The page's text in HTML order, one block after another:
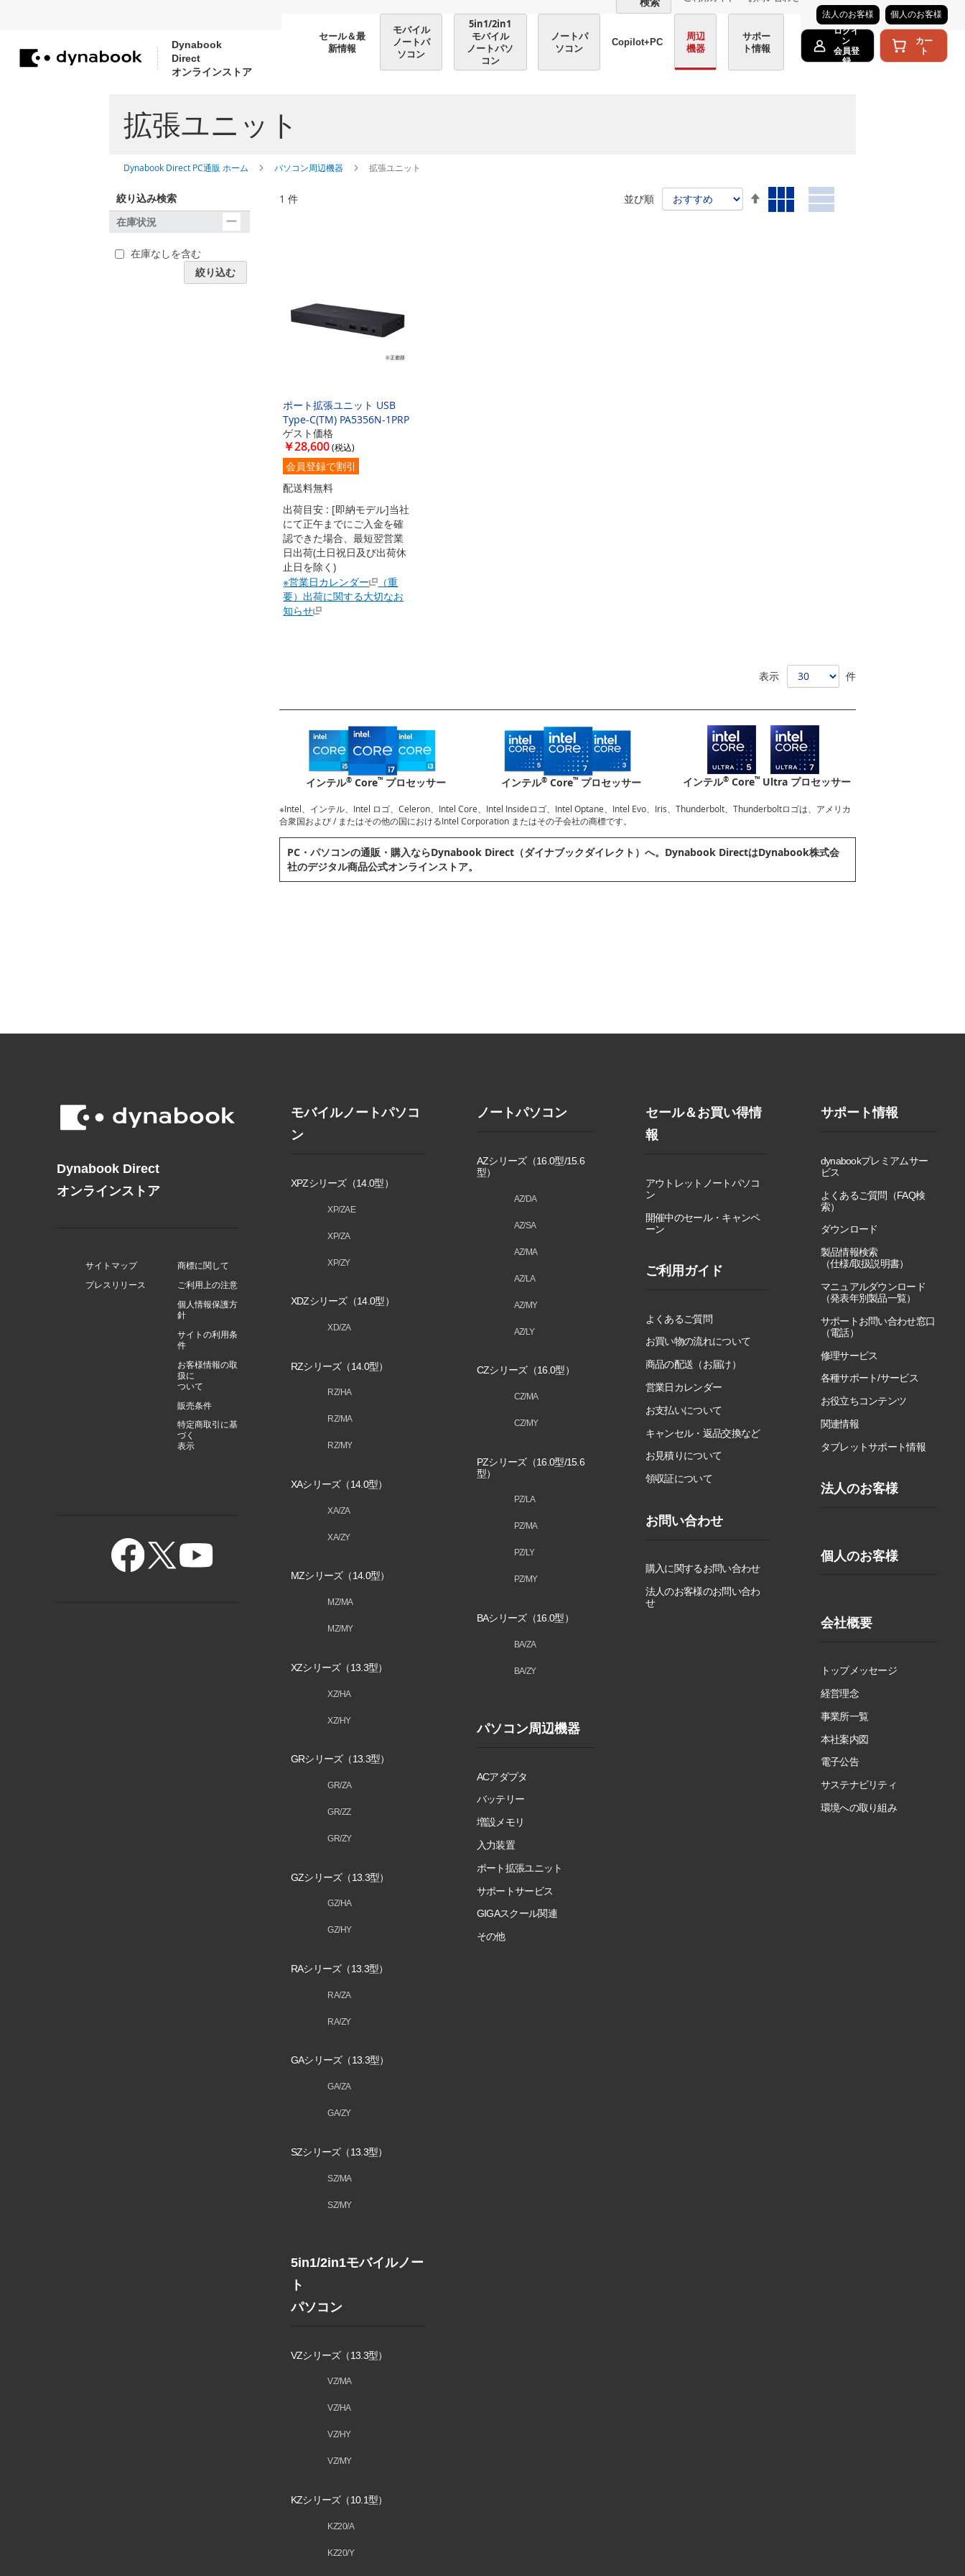
法人のお客様
個人のお客様
Dynabook
Direct
オンラインストア
コ
セール＆最
新情報
モバイル
ノートパ
ソコン
5in1/2in1
モバイル
ノートパソ
コン
ノートパ
ソコン
Copilot+PC
周辺
機器
サポー
ト情報
ログイ
ン
会員登
録
カー
ト
拡張ユニット
Dynabook Direct PC通販 ホーム パソコン周辺機器 拡張ユニット
1 件
表
示
表 リ
並び順
降
ポート拡張ユニット USB
Type-C(TM) PA5356N-1PRP
ゲスト価格
￥28,600
会員登録で割引
配送料無料
出荷目安 : [即納モデル]当社
にて正午までにご入金を確
認できた場合、最短翌営業
日出荷(土日祝日及び出荷休
止日を除く)
※営業日カレンダー
（重
要）出荷に関する大切なお
知らせ
表示 件
インテル®Core™プロセッサー インテル® Core™ プロセッサー インテル® Core™ Ultra プロセッサー
※Intel、インテル、Intel ロゴ、Celeron、Intel Core、Intel Insideロゴ、Intel Optane、Intel Evo、Iris、Thunderbolt、Thunderboltロゴは、アメリカ
合衆国および / またはその他の国におけるIntel Corporation またはその子会社の商標です。
PC・パソコンの通販・購⼊ならDynabook Direct（ダイナブックダイレクト）へ。Dynabook DirectはDynabook株式会
社のデジタル商品公式オンラインストア。
絞り込み検索
在庫状況
在庫なしを含む
絞り込む
Dynabook Direct
オンラインストア
サイトマップ
プレスリリース
商標に関して
ご利用上の注意
個人情報保護方
針
サイトの利用条
件
お客様情報の取
扱に
ついて
販売条件
特定商取引に基
づく
表示
モバイルノートパソコ
ン
XPZシリーズ（14.0型）
XP/ZAE
XP/ZA
XP/ZY
XDZシリーズ（14.0型）
XD/ZA
RZシリーズ（14.0型）
RZ/HA
RZ/MA
RZ/MY
XAシリーズ（14.0型）
XA/ZA
XA/ZY
MZシリーズ（14.0型）
MZ/MA
MZ/MY
XZシリーズ（13.3型）
XZ/HA
XZ/HY
GRシリーズ（13.3型）
GR/ZA
GR/ZZ
GR/ZY
GZシリーズ（13.3型）
GZ/HA
GZ/HY
RAシリーズ（13.3型）
RA/ZA
RA/ZY
GAシリーズ（13.3型）
GA/ZA
GA/ZY
SZシリーズ（13.3型）
SZ/MA
SZ/MY
5in1/2in1モバイルノー
ト
パソコン
VZシリーズ（13.3型）
VZ/MA
VZ/HA
VZ/HY
VZ/MY
KZシリーズ（10.1型）
KZ20/A
KZ20/Y
ノートパソコン
AZシリーズ（16.0型/15.6
型）
AZ/DA
AZ/SA
AZ/MA
AZ/LA
AZ/MY
AZ/LY
CZシリーズ（16.0型）
CZ/MA
CZ/MY
PZシリーズ（16.0型/15.6
型）
PZ/LA
PZ/MA
PZ/LY
PZ/MY
BAシリーズ（16.0型）
BA/ZA
BA/ZY
パソコン周辺機器
ACアダプタ
バッテリー
増設メモリ
入力装置
ポート拡張ユニット
サポートサービス
GIGAスクール関連
その他
セール＆お買い得情
報
アウトレットノートパソコ
ン
開催中のセール・キャンペ
ーン
ご利用ガイド
よくあるご質問
お買い物の流れについて
商品の配送（お届け）
営業日カレンダー
お支払いについて
キャンセル・返品交換など
お見積りについて
領収証について
お問い合わせ
購入に関するお問い合わせ
法人のお客様のお問い合わ
せ
サポート情報
dynabookプレミアムサー
ビス
よくあるご質問（FAQ検
索）
ダウンロード
製品情報検索
（仕様/取扱説明書）
マニュアルダウンロード
（発表年別製品一覧）
サポートお問い合わせ窓口
（電話）
修理サービス
各種サポート/サービス
お役立ちコンテンツ
関連情報
タブレットサポート情報
法人のお客様
個人のお客様
会社概要
トップメッセージ
経営理念
事業所一覧
本社案内図
電子公告
サステナビリティ
環境への取り組み